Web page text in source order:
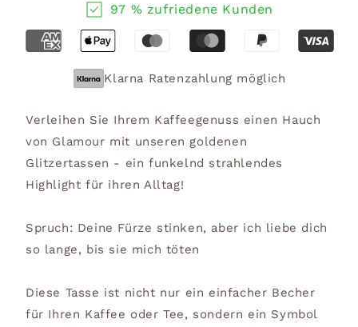
97 % zufriedene Kunden
Klarna Ratenzahlung möglich
Verleihen Sie Ihrem Kaffeegenuss einen Hauch
von Glamour mit unseren goldenen
Glitzertassen - ein funkelnd strahlendes
Highlight für ihren Alltag!
Spruch: Deine Fürze stinken, aber ich liebe dich
so lange, bis sie mich töten
Diese Tasse ist nicht nur ein einfacher Becher
für Ihren Kaffee oder Tee, sondern ein Symbol